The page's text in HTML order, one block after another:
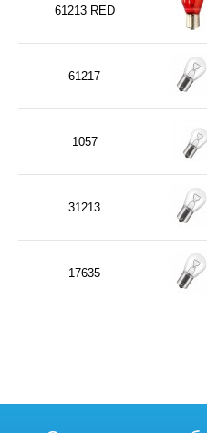
61213 RED
61217
1057
31213
17635